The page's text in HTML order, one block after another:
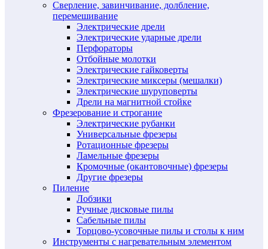
Сверление, завинчивание, долбление,
перемешивание
Электрические дрели
Электрические ударные дрели
Перфораторы
Отбойные молотки
Электрические гайковерты
Электрические миксеры (мешалки)
Электрические шуруповерты
Дрели на магнитной стойке
Фрезерование и строгание
Электрические рубанки
Универсальные фрезеры
Ротационные фрезеры
Ламельные фрезеры
Кромочные (окантовочные) фрезеры
Другие фрезеры
Пиление
Лобзики
Ручные дисковые пилы
Сабельные пилы
Торцово-усовочные пилы и столы к ним
Инструменты с нагревательным элементом